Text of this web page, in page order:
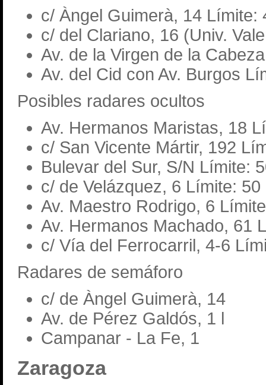
c/ Àngel Guimerà, 14 Límite:
c/ del Clariano, 16 (Univ.
Av. de la Virgen de la
Av. del Cid con Av. Burgos
Posibles radares ocultos
Av. Hermanos Maristas, 18
c/ San Vicente Mártir, 192
Bulevar del Sur, S/N Límite:
c/ de Velázquez, 6 Límite: 50
Av. Maestro Rodrigo, 6
Av. Hermanos Machado, 61
c/ Vía del Ferrocarril, 4-6
Radares de semáforo
c/ de Àngel Guimerà, 14
Av. de Pérez Galdós, 1 l
Campanar - La Fe, 1
Zaragoza